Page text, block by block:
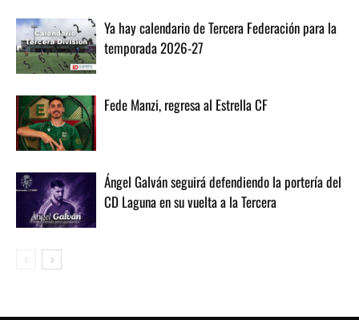
Ya hay calendario de Tercera Federación para la
temporada 2026-27
Fede Manzi, regresa al Estrella CF
Ángel Galván seguirá defendiendo la portería del
CD Laguna en su vuelta a la Tercera